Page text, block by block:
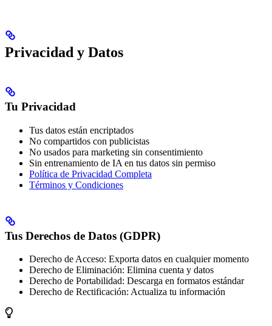
Privacidad y Datos
Tu Privacidad
Tus datos están encriptados
No compartidos con publicistas
No usados para marketing sin consentimiento
Sin entrenamiento de IA en tus datos sin permiso
Política de Privacidad Completa
Términos y Condiciones
Tus Derechos de Datos (GDPR)
Derecho de Acceso: Exporta datos en cualquier momento
Derecho de Eliminación: Elimina cuenta y datos
Derecho de Portabilidad: Descarga en formatos estándar
Derecho de Rectificación: Actualiza tu información